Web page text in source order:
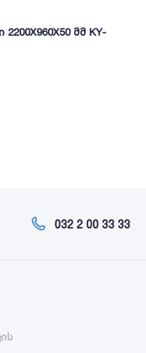
მმ KY-
032 2 00 33 33